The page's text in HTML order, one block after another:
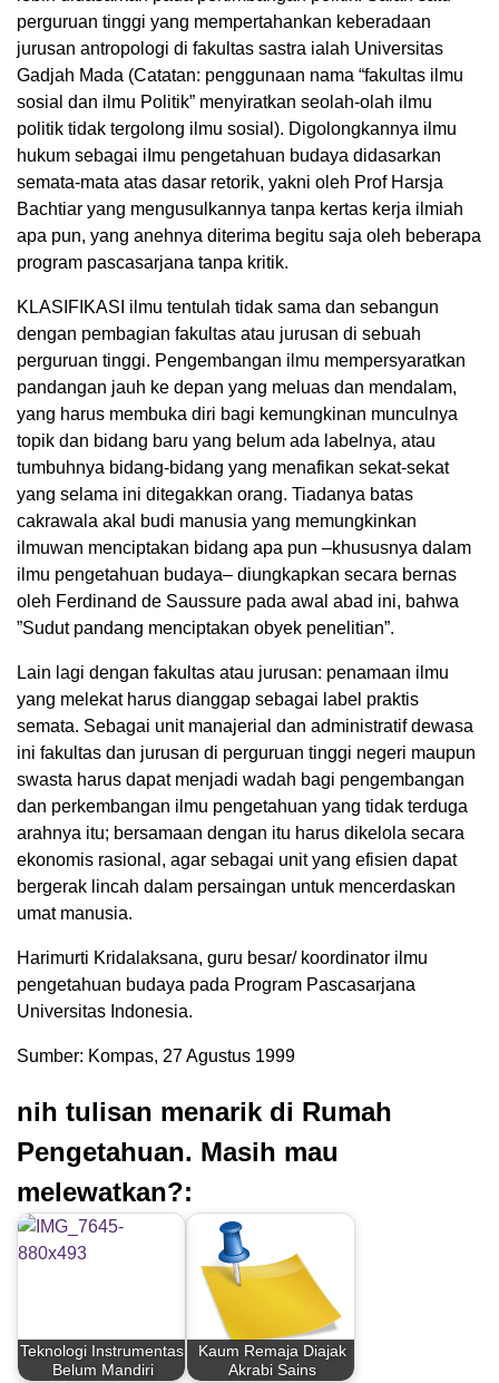
perguruan tinggi yang mempertahankan keberadaan
jurusan antropologi di fakultas sastra ialah Universitas
Gadjah Mada (Catatan: penggunaan nama “fakultas ilmu
sosial dan ilmu Politik” menyiratkan seolah-olah ilmu
politik tidak tergolong ilmu sosial). Digolongkannya ilmu
hukum sebagai iImu pengetahuan budaya didasarkan
semata-mata atas dasar retorik, yakni oleh Prof Harsja
Bachtiar yang mengusulkannya tanpa kertas kerja ilmiah
apa pun, yang anehnya diterima begitu saja oleh beberapa
program pascasarjana tanpa kritik.
KLASIFIKASI ilmu tentulah tidak sama dan sebangun
dengan pembagian fakultas atau jurusan di sebuah
perguruan tinggi. Pengembangan ilmu mempersyaratkan
pandangan jauh ke depan yang meluas dan mendalam,
yang harus membuka diri bagi kemungkinan munculnya
topik dan bidang baru yang belum ada labelnya, atau
tumbuhnya bidang-bidang yang menafikan sekat-sekat
yang selama ini ditegakkan orang. Tiadanya batas
cakrawala akal budi manusia yang memungkinkan
ilmuwan menciptakan bidang apa pun –khususnya dalam
ilmu pengetahuan budaya– diungkapkan secara bernas
oleh Ferdinand de Saussure pada awal abad ini, bahwa
”Sudut pandang menciptakan obyek penelitian”.
Lain lagi dengan fakultas atau jurusan: penamaan ilmu
yang melekat harus dianggap sebagai label praktis
semata. Sebagai unit manajerial dan administratif dewasa
ini fakultas dan jurusan di perguruan tinggi negeri maupun
swasta harus dapat menjadi wadah bagi pengembangan
dan perkembangan ilmu pengetahuan yang tidak terduga
arahnya itu; bersamaan dengan itu harus dikelola secara
ekonomis rasional, agar sebagai unit yang efisien dapat
bergerak lincah dalam persaingan untuk mencerdaskan
umat manusia.
Harimurti Kridalaksana, guru besar/ koordinator ilmu
pengetahuan budaya pada Program Pascasarjana
Universitas Indonesia.
Sumber: Kompas, 27 Agustus 1999
nih tulisan menarik di Rumah
Pengetahuan. Masih mau
melewatkan?:
Teknologi Instrumentasi
Belum Mandiri
Kaum Remaja Diajak
Akrabi Sains